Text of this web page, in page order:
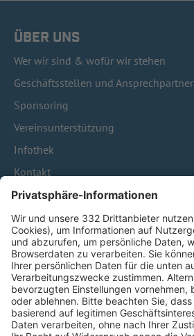
ÜBER UNS
Wer wir sind & wofür wir stehen
Geschäftsstellen und Ansprechpartner
Sponsoring
Vereinsunterstützung
Infothek
Kontakt
HÄUFIG BESUCHTE SEITEN
Pässe und Vereinswechsel
Trainerausbildung
Schulungsangebot Vereinsmitarbeiter
BFV-Geschäftsstellen
Trainerbörse